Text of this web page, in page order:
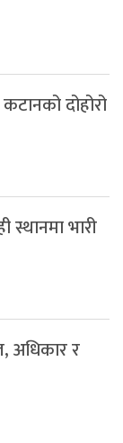
दोहोरो
भारी
अधिकार र